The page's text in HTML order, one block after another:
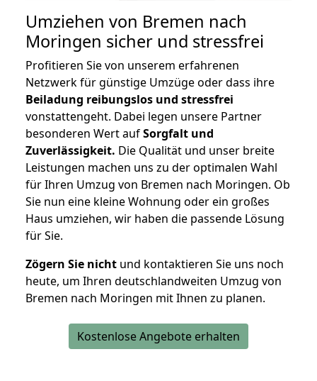
Umziehen von Bremen nach
Moringen sicher und stressfrei
Profitieren Sie von unserem erfahrenen
Netzwerk für günstige Umzüge oder dass ihre
Beiladung reibungslos und stressfrei
vonstattengeht. Dabei legen unsere Partner
besonderen Wert aufSorgfalt und
Zuverlässigkeit. Die Qualität und unser breite
Leistungen machen uns zu der optimalen Wahl
für Ihren Umzug von Bremen nach Moringen. Ob
Sie nun eine kleine Wohnung oder ein großes
Haus umziehen, wir haben die passende Lösung
für Sie.
Zögern Sie nicht und kontaktieren Sie uns noch
heute, um Ihren deutschlandweiten Umzug von
Bremen nach Moringen mit Ihnen zu planen.
Kostenlose Angebote erhalten